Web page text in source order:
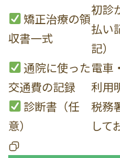
矯正治療の領
収書一式
初診
払い
記）
通院に使った
交通費の記録
電車
利用
診断書（任
意）
税務
して